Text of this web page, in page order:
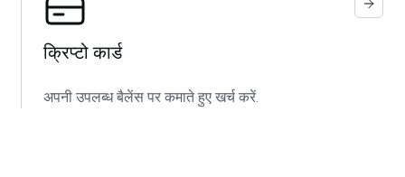
क्रिप्टो कार्ड
अपनी उपलब्ध बैलेंस पर कमाते हुए खर्च करें.